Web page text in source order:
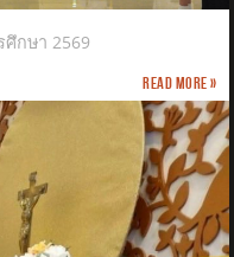
กษา 2569
Read more »